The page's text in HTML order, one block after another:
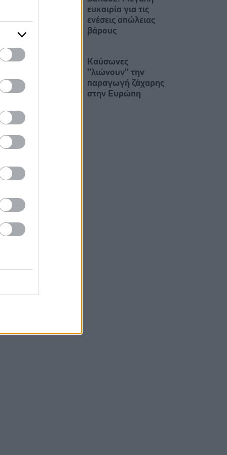
ευκαιρία για τις
ενέσεις απώλειας
βάρους
Καύσωνες
''λιώνουν'' την
παραγωγή ζάχαρης
στην Ευρώπη